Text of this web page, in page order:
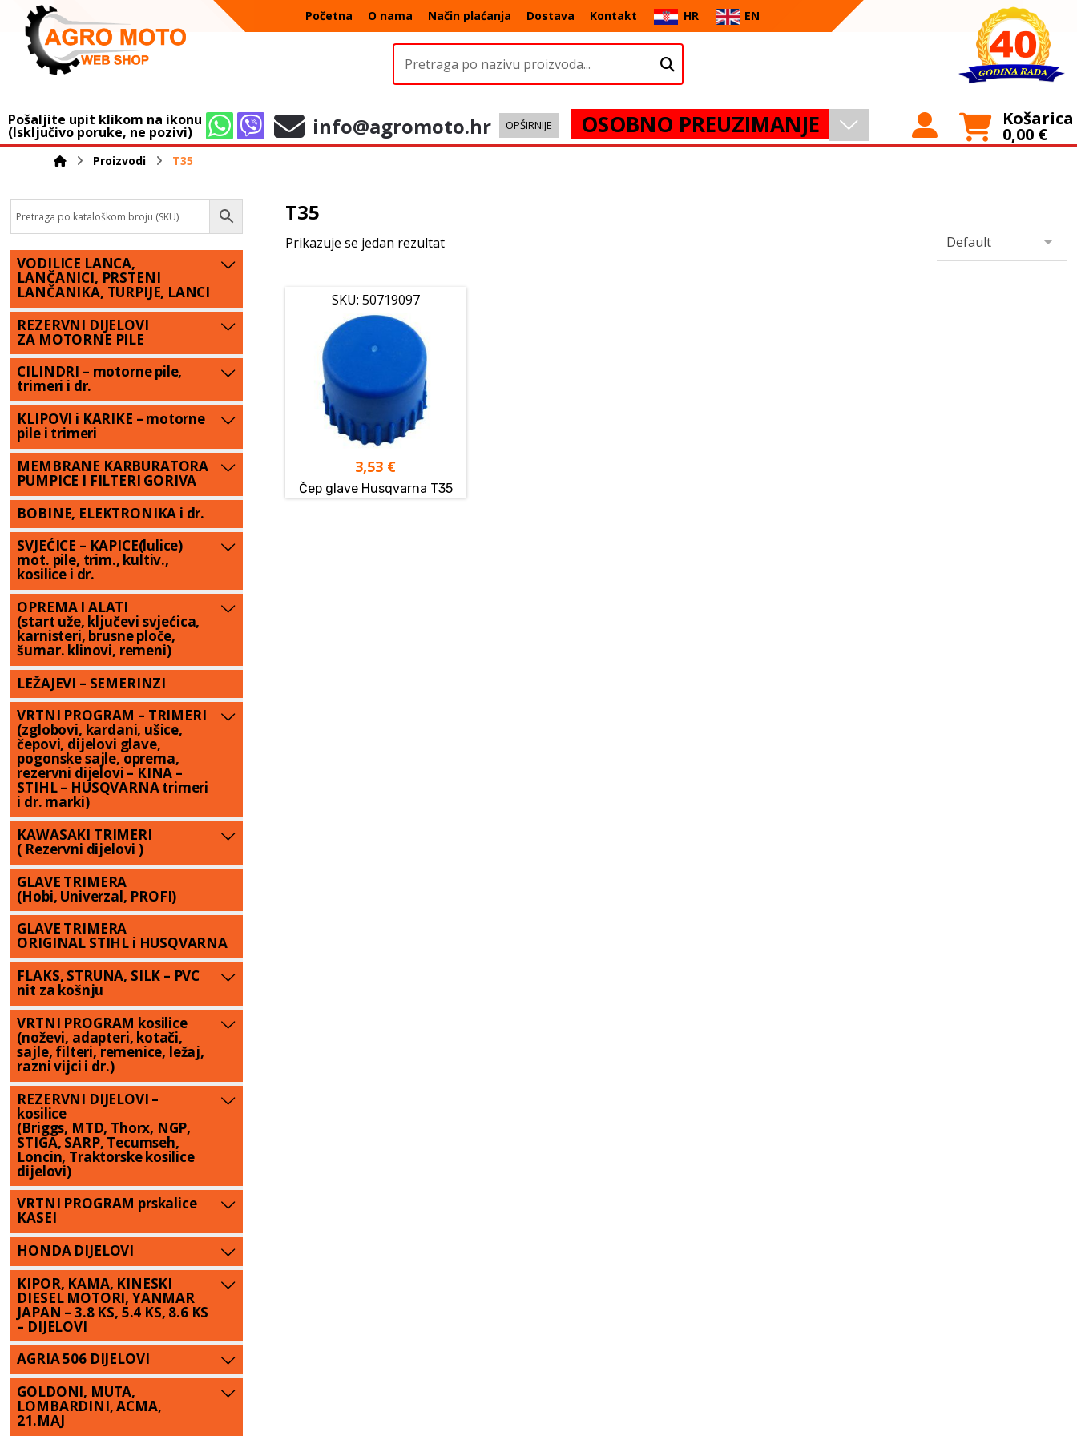
Početna O nama Način plaćanja Dostava Kontakt HR EN
Pošaljite upit klikom na ikonu
(Isključivo poruke, ne pozivi) info@agromoto.hr OPŠIRNIJE OSOBNO PREUZIMANJE Košarica
0,00 €
Proizvodi T35
T35
Prikazuje se jedan rezultat
SKU: 50719097
3,53 €
Čep glave Husqvarna T35
VODILICE LANCA,
LANČANICI, PRSTENI
LANČANIKA, TURPIJE, LANCI
REZERVNI DIJELOVI
ZA MOTORNE PILE
CILINDRI – motorne pile,
trimeri i dr.
KLIPOVI i KARIKE – motorne
pile i trimeri
MEMBRANE KARBURATORA
PUMPICE I FILTERI GORIVA
BOBINE, ELEKTRONIKA i dr.
SVJEĆICE – KAPICE(lulice)
mot. pile, trim., kultiv.,
kosilice i dr.
OPREMA I ALATI
(start uže, ključevi svjećica,
karnisteri, brusne ploče,
šumar. klinovi, remeni)
LEŽAJEVI – SEMERINZI
VRTNI PROGRAM – TRIMERI
(zglobovi, kardani, ušice,
čepovi, dijelovi glave,
pogonske sajle, oprema,
rezervni dijelovi – KINA –
STIHL – HUSQVARNA trimeri
i dr. marki)
KAWASAKI TRIMERI
( Rezervni dijelovi )
GLAVE TRIMERA
(Hobi, Univerzal, PROFI)
GLAVE TRIMERA
ORIGINAL STIHL i HUSQVARNA
FLAKS, STRUNA, SILK – PVC
nit za košnju
VRTNI PROGRAM kosilice
(noževi, adapteri, kotači,
sajle, filteri, remenice, ležaj,
razni vijci i dr.)
REZERVNI DIJELOVI –
kosilice
(Briggs, MTD, Thorx, NGP,
STIGA, SARP, Tecumseh,
Loncin, Traktorske kosilice
dijelovi)
VRTNI PROGRAM prskalice
KASEI
HONDA DIJELOVI
KIPOR, KAMA, KINESKI
DIESEL MOTORI, YANMAR
JAPAN – 3.8 KS, 5.4 KS, 8.6 KS
– DIJELOVI
AGRIA 506 DIJELOVI
GOLDONI, MUTA,
LOMBARDINI, ACMA,
21.MAJ